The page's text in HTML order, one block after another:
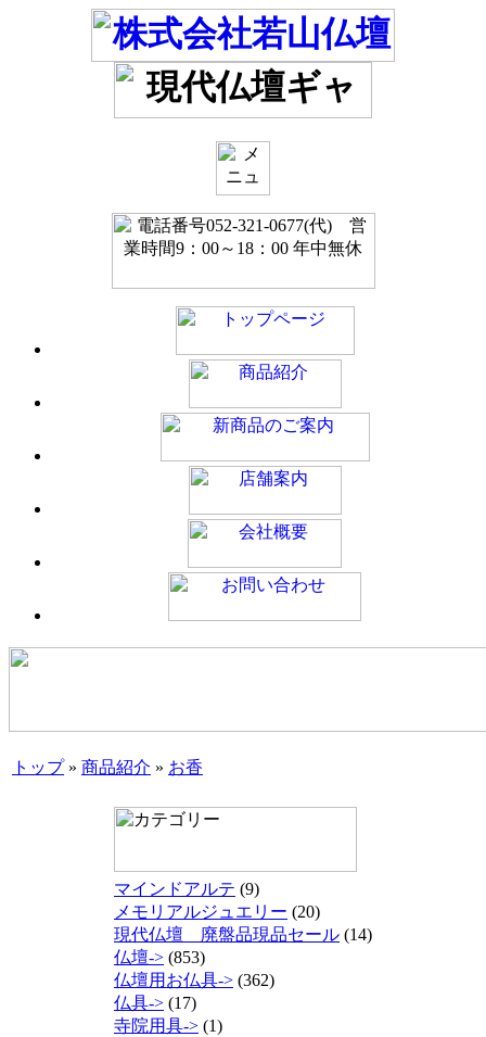
トップ» 商品紹介 » お香
マインドアルテ (9)
メモリアルジュエリー (20)
現代仏壇 廃盤品現品セール (14)
仏壇-> (853)
仏壇用お仏具-> (362)
仏具-> (17)
寺院用具-> (1)